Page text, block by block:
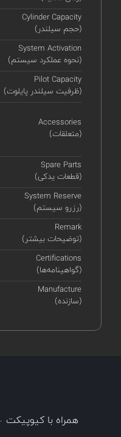
Cylinder Capacity
(حجم سیلندر)
System Activation
(نحوه عملکرد سیستم)
Pilot Capacity
(ظرفیت سیلندر پایلوت)
Accessories
(متعلقات)
Spare Parts
(قطعات یدکی)
System Reserve
(رزرو سیستم)
Remark
(توضیحات بیشتر)
Certifications
(گواهینامه‌ها)
Manufacture
(سازنده)
همراه با کیوپیکت